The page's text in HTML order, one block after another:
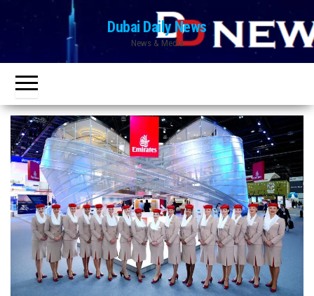
to
the
content
Dubai Daily News
News & Media